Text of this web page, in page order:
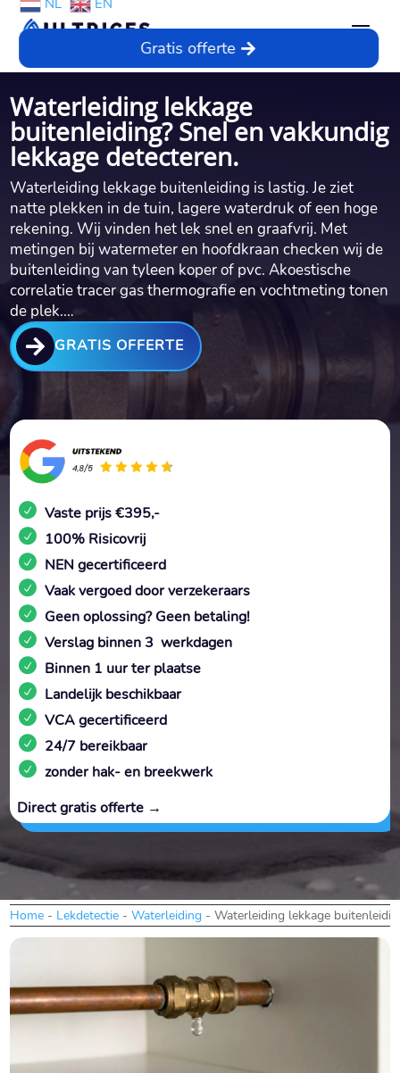
NL EN
Gratis offerte
Waterleiding lekkage
buitenleiding? Snel en vakkundig
lekkage detecteren.
Waterleiding lekkage buitenleiding is lastig. Je ziet
natte plekken in de tuin, lagere waterdruk of een hoge
rekening. Wij vinden het lek snel en graafvrij. Met
metingen bij watermeter en hoofdkraan checken wij de
buitenleiding van tyleen koper of pvc. Akoestische
correlatie tracer gas thermografie en vochtmeting tonen
de plek.…
 GRATIS OFFERTE
Vaste prijs €395,-
100% Risicovrij
NEN gecertificeerd
Vaak vergoed door verzekeraars
Geen oplossing? Geen betaling!
Verslag binnen 3 werkdagen
Binnen 1 uur ter plaatse
Landelijk beschikbaar
VCA gecertificeerd
24/7 bereikbaar
zonder hak- en breekwerk
Direct gratis offerte →
Home - Lekdetectie -Waterleiding -Waterleiding lekkage